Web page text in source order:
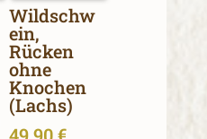
Wildschw
ein,
Rücken
ohne
Knochen
(Lachs)
49,90€